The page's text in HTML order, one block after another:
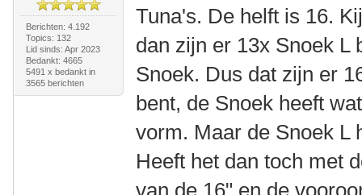
Berichten: 4.192
Topics: 132
Lid sinds: Apr 2023
Bedankt: 4665
5491 x bedankt in
3565 berichten
Tuna's. De helft is 16.
dan zijn er 13x Snoek L
Snoek. Dus dat zijn er
bent, de Snoek heeft
vorm. Maar de Snoek L
Heeft het dan toch met
van de 16" en de